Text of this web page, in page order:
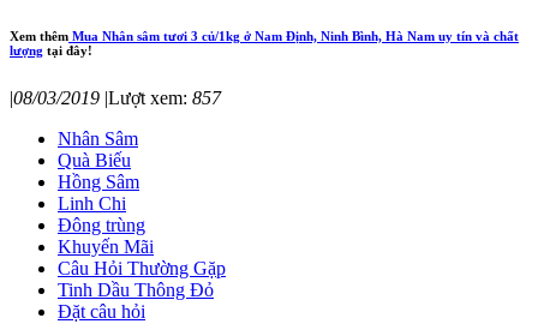
Xem thêm Mua Nhân sâm tươi 3 củ/1kg ở Nam Định, Ninh Bình, Hà Nam uy tín và chất
lượng tại đây!
|08/03/2019 |Lượt xem: 857
Nhân Sâm
Quà Biếu
Hồng Sâm
Linh Chi
Đông trùng
Khuyến Mãi
Câu Hỏi Thường Gặp
Tinh Dầu Thông Đỏ
Đặt câu hỏi